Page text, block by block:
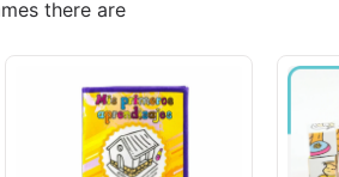
there are